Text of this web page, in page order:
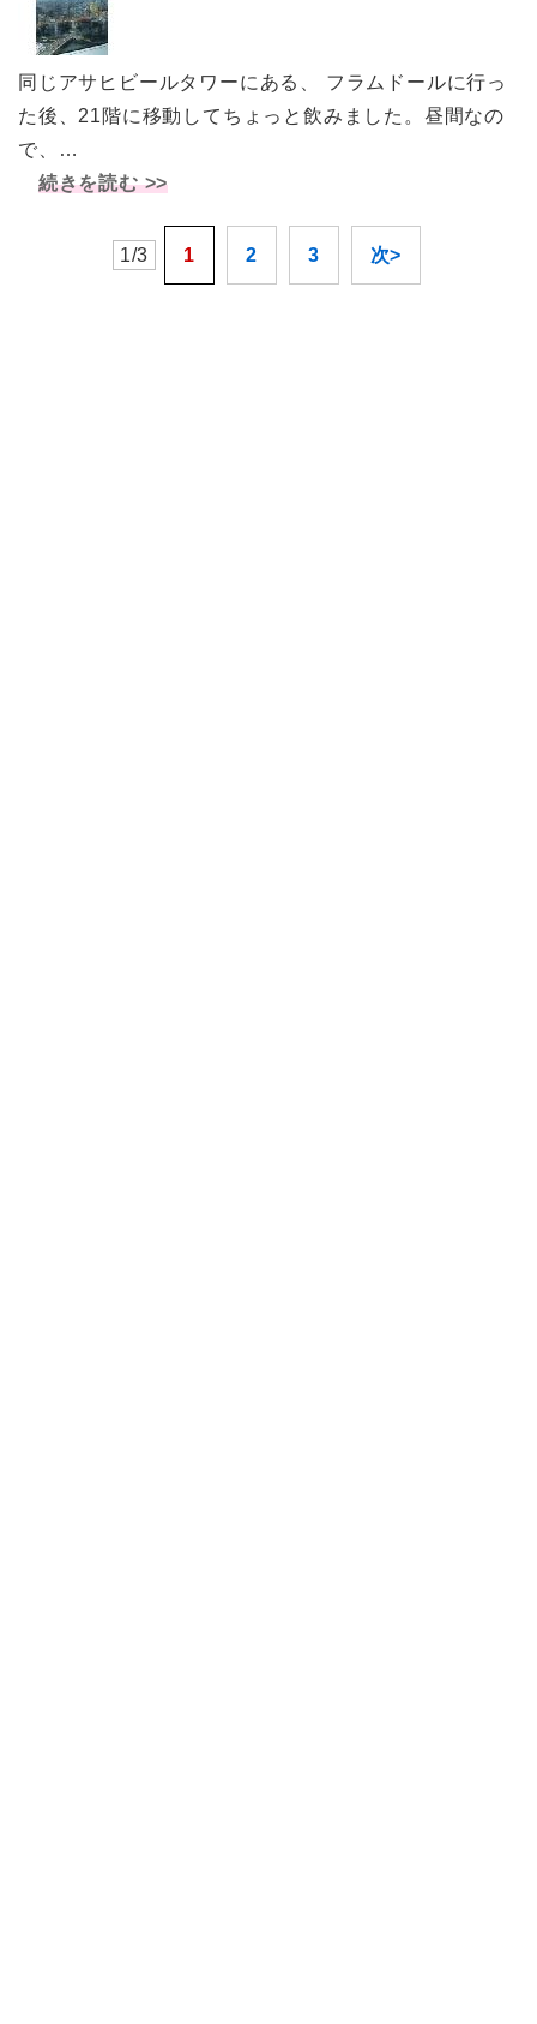
同じアサヒビールタワーにある、 フラムドールに行っ
た後、21階に移動してちょっと飲みました。昼間なの
で、…
続きを読む >>
1/3 1 2 3 次>